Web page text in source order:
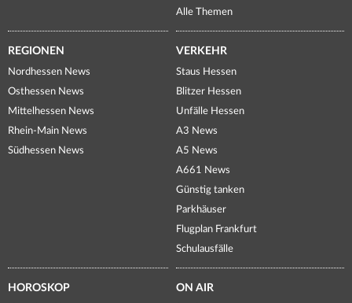
Alle Themen
REGIONEN
Nordhessen News
Osthessen News
Mittelhessen News
Rhein-Main News
Südhessen News
VERKEHR
Staus Hessen
Blitzer Hessen
Unfälle Hessen
A3 News
A5 News
A661 News
Günstig tanken
Parkhäuser
Flugplan Frankfurt
Schulausfälle
HOROSKOP ON AIR